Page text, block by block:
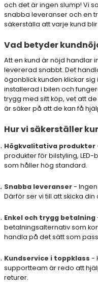
och det är ingen slump! Vi
snabba leveranser och en
säkerställa att varje kund blir
Vad betyder
Att en kund är nöjd handlar
levererad snabbt. Det
ögonblick kunden klickar
installerad i bilen och
trygg med sitt köp, vet att
är säker på att de kan få
Hur vi säkerställer
Högkvalitativa produkter
produkter för bilstyling,
som håller hög standard.
Snabba leveranser-
Därför ser vi till att skicka
Enkel och trygg betalning
betalningsalternativ som
handla på det sätt som
Kundservice i toppklass -
supportteam är redo att
returer.